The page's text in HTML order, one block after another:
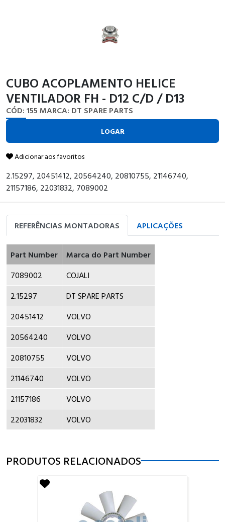
CUBO ACOPLAMENTO HELICE
VENTILADOR FH - D12 C/D / D13
CÓD: 155 MARCA: DT SPARE PARTS
LOGAR
Adicionar aos favoritos
2.15297, 20451412, 20564240, 20810755, 21146740,
21157186, 22031832, 7089002
REFERÊNCIAS MONTADORAS APLICAÇÕES
Part Number
Marca do Part Number
7089002
COJALI
2.15297
DT SPARE PARTS
20451412
VOLVO
20564240
VOLVO
20810755
VOLVO
21146740
VOLVO
21157186
VOLVO
22031832
VOLVO
PRODUTOS RELACIONADOS